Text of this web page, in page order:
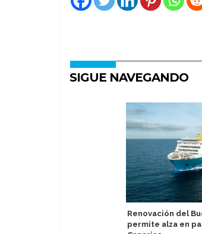
SIGUE NAVEGANDO
Renovación del
permite alza en